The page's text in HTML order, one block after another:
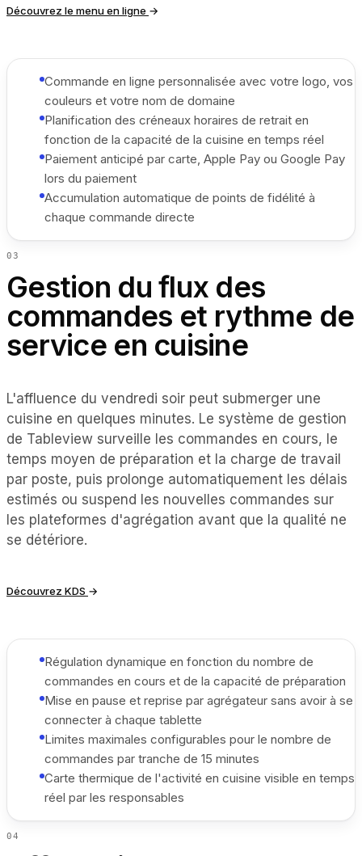
Découvrez le menu en ligne →
Commande en ligne personnalisée avec votre logo, vos
couleurs et votre nom de domaine
Planification des créneaux horaires de retrait en
fonction de la capacité de la cuisine en temps réel
Paiement anticipé par carte, Apple Pay ou Google Pay
lors du paiement
Accumulation automatique de points de fidélité à
chaque commande directe
03
Gestion du flux des
commandes et rythme de
service en cuisine
L'affluence du vendredi soir peut submerger une
cuisine en quelques minutes. Le système de gestion
de Tableview surveille les commandes en cours, le
temps moyen de préparation et la charge de travail
par poste, puis prolonge automatiquement les délais
estimés ou suspend les nouvelles commandes sur
les plateformes d'agrégation avant que la qualité ne
se détériore.
Découvrez KDS →
Régulation dynamique en fonction du nombre de
commandes en cours et de la capacité de préparation
Mise en pause et reprise par agrégateur sans avoir à se
connecter à chaque tablette
Limites maximales configurables pour le nombre de
commandes par tranche de 15 minutes
Carte thermique de l'activité en cuisine visible en temps
réel par les responsables
04